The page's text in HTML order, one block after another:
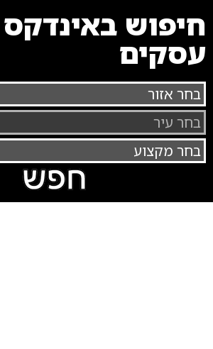
חיפוש באינדקס
עסקים